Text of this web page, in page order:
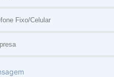
temos a
mas utilizam